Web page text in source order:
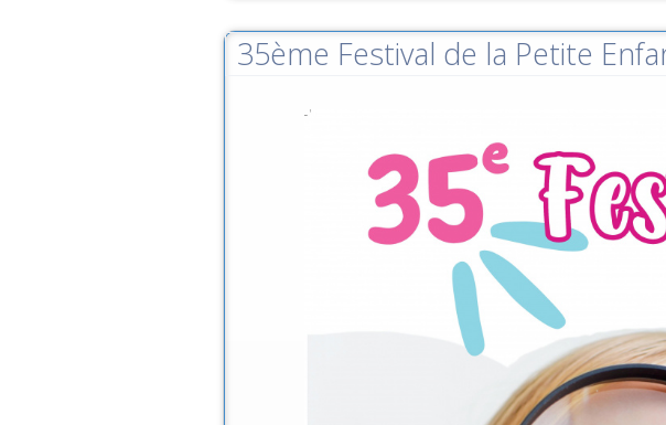
35ème Festival de la Petite